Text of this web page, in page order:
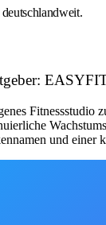
Fitnessstudio
und